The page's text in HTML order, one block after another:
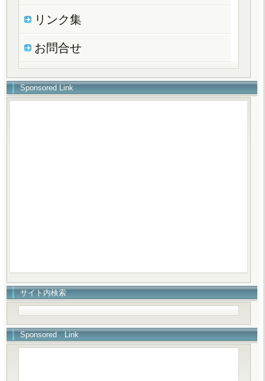
リンク集
お問合せ
Sponsored Link
サイト内検索
Sponsored Link